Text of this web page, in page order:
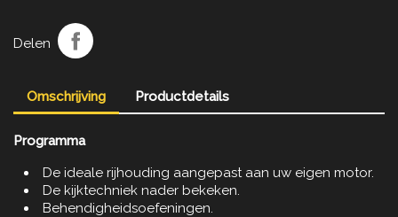
Delen
Omschrijving Productdetails
Programma
De ideale rijhouding aangepast aan uw eigen motor.
De kijktechniek nader bekeken.
Behendigheidsoefeningen.